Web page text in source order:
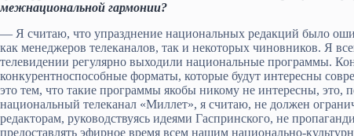
межнациональной гармонии?
— Я считаю, что упразднение национальных редакций было
как менеджеров телеканалов, так и некоторых чиновников. Я
телевидении регулярно выходили национальные программы.
конкурентноспособные форматы, которые будут интересны
это тем, что такие программы якобы никому не интересны, это,
национальный телеканал «Миллет», я считаю, не должен
редакторам, руководствуясь идеями Гаспринского, не
предоставлять эфирное время всем нашим национально-